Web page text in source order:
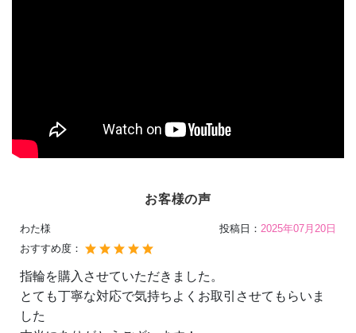
お客様の声
わた様 投稿日： 2025年07月20日
おすすめ度：
指輪を購入させていただきました。
とても丁寧な対応で気持ちよくお取引させてもらいま
した